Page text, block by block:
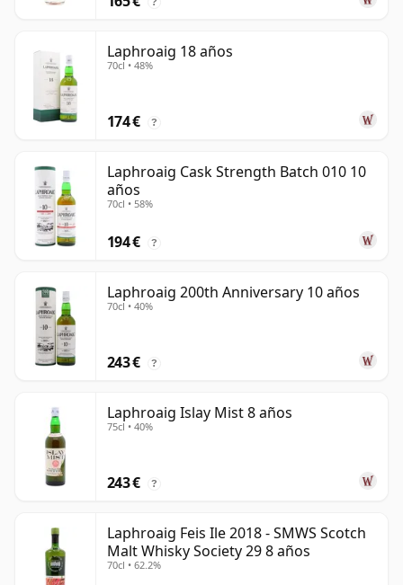
Laphroaig 18 años
70cl • 48%
174 € ?
Laphroaig Cask Strength Batch 010 10
años
70cl • 58%
194 € ?
Laphroaig 200th Anniversary 10 años
70cl • 40%
243 € ?
Laphroaig Islay Mist 8 años
75cl • 40%
243 € ?
Laphroaig Feis Ile 2018 - SMWS Scotch
Malt Whisky Society 29 8 años
70cl • 62.2%